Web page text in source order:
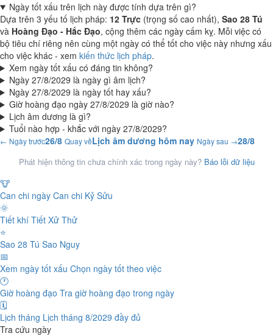
Ngày tốt xấu trên lịch này được tính dựa trên gì?
Dựa trên 3 yếu tố lịch pháp: 12 Trực (trọng số cao nhất), Sao 28 Tú
và Hoàng Đạo - Hắc Đạo, cộng thêm các ngày cấm kỵ. Mỗi việc có
bộ tiêu chí riêng nên cùng một ngày có thể tốt cho việc này nhưng xấu
cho việc khác - xem kiến thức lịch pháp.
Xem ngày tốt xấu có đáng tin không?
Ngày 27/8/2029 là ngày gì âm lịch?
Ngày 27/8/2029 là ngày tốt hay xấu?
Giờ hoàng đạo ngày 27/8/2029 là giờ nào?
Lịch âm dương là gì?
Tuổi nào hợp - khắc với ngày 27/8/2029?
← Ngày trước26/8 Quay vềLịch âm dương hôm nay Ngày sau →28/8
Phát hiện thông tin chưa chính xác trong ngày này? Báo lỗi dữ liệu
🐮
Can chi ngày Can chi Kỷ Sửu
🌞
Tiết khí Tiết Xử Thử
⭐
Sao 28 Tú Sao Nguy
📅
Xem ngày tốt xấu Chọn ngày tốt theo việc
🕐
Giờ hoàng đạo Tra giờ hoàng đạo trong ngày
🗓️
Lịch tháng Lịch tháng 8/2029 đầy đủ
Tra cứu ngày